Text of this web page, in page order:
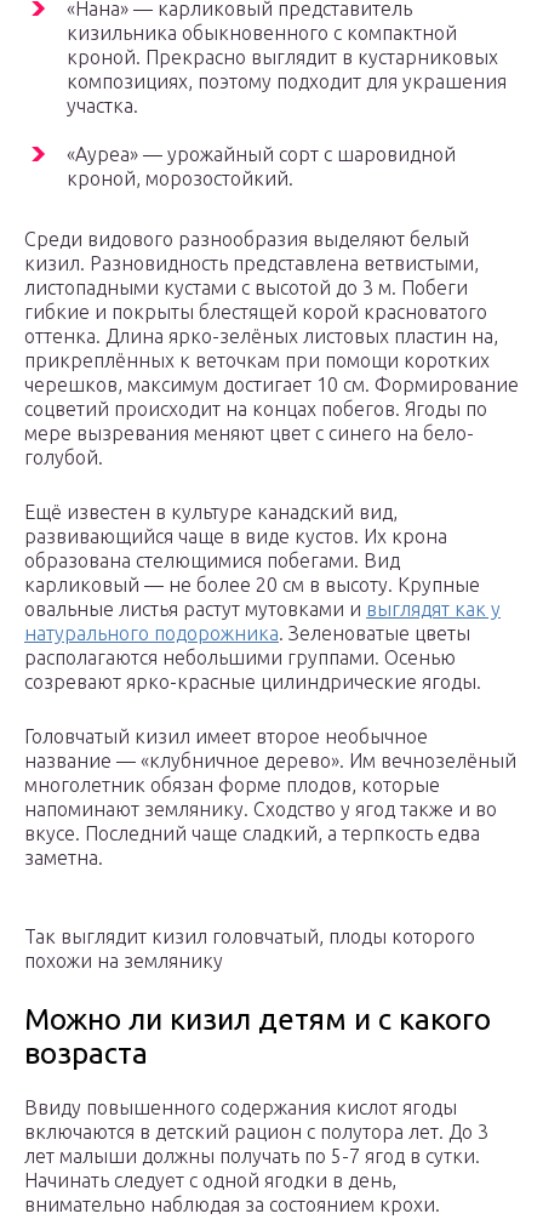
«Нана» — карликовый представитель
кизильника обыкновенного с компактной
кроной. Прекрасно выглядит в кустарниковых
композициях, поэтому подходит для украшения
участка.
«Ауреа» — урожайный сорт с шаровидной
кроной, морозостойкий.
Среди видового разнообразия выделяют белый
кизил. Разновидность представлена ветвистыми,
листопадными кустами с высотой до 3 м. Побеги
гибкие и покрыты блестящей корой красноватого
оттенка. Длина ярко-зелёных листовых пластин на,
прикреплённых к веточкам при помощи коротких
черешков, максимум достигает 10 см. Формирование
соцветий происходит на концах побегов. Ягоды по
мере вызревания меняют цвет с синего на бело-
голубой.
Ещё известен в культуре канадский вид,
развивающийся чаще в виде кустов. Их крона
образована стелющимися побегами. Вид
карликовый — не более 20 см в высоту. Крупные
овальные листья растут мутовками и выглядят как у
натурального подорожника . Зеленоватые цветы
располагаются небольшими группами. Осенью
созревают ярко-красные цилиндрические ягоды.
Головчатый кизил имеет второе необычное
название — «клубничное дерево». Им вечнозелёный
многолетник обязан форме плодов, которые
напоминают землянику. Сходство у ягод также и во
вкусе. Последний чаще сладкий, а терпкость едва
заметна.
Так выглядит кизил головчатый, плоды которого
похожи на землянику
Можно ли кизил детям и с какого
возраста
Ввиду повышенного содержания кислот ягоды
включаются в детский рацион с полутора лет. До 3
лет малыши должны получать по 5-7 ягод в сутки.
Начинать следует с одной ягодки в день,
внимательно наблюдая за состоянием крохи.